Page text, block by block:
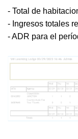
- Total de
- Ingresos totales
- ADR para el